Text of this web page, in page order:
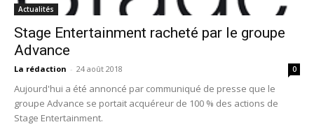
Actualités
Stage Entertainment racheté par le groupe
Advance
La rédaction - 24 août 2018 0
Aujourd'hui a été annoncé par communiqué de presse que le
groupe Advance se portait acquéreur de 100 % des actions de
Stage Entertainment.